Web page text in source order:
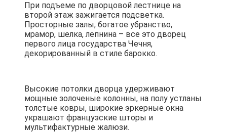
При подъеме по дворцовой лестнице на
второй этаж зажигается подсветка.
Просторные залы, богатое убранство,
мрамор, шелка, лепнина – все это дворец
первого лица государства Чечня,
декорированный в стиле барокко.
Высокие потолки дворца удерживают
мощные золоченые колонны, на полу устланы
толстые ковры, широкие эркерные окна
украшают французские шторы и
мультифактурные жалюзи.